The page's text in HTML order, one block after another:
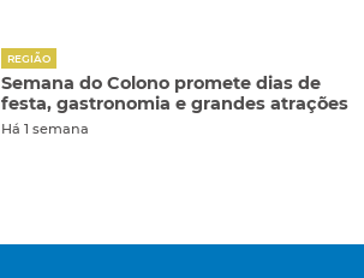
REGIÃO
Semana do Colono promete dias de
festa, gastronomia e grandes atrações
Há 1 semana